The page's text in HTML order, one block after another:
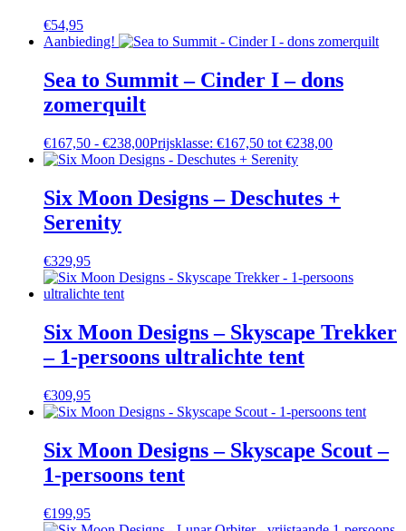
€54,95
Aanbieding!
Sea to Summit – Cinder I – dons
zomerquilt
€167,50 - €238,00Prijsklasse: €167,50 tot €238,00
Six Moon Designs – Deschutes +
Serenity
€329,95
Six Moon Designs – Skyscape Trekker
– 1-persoons ultralichte tent
€309,95
Six Moon Designs – Skyscape Scout –
1-persoons tent
€199,95